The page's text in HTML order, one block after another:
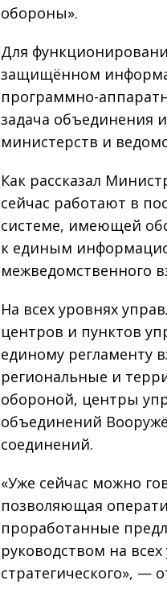
обороны».
Для
защищённом
программно-
задача объединения
министерств и
Как рассказал
сейчас работают в
системе, имеющей
к единым
межведомственного
На всех уровнях
центров и пунктов
единому регламенту
региональные и
обороной, центры
объединений
соединений.
«Уже сейчас можно
позволяющая
проработанные
руководством на
стратегического», —